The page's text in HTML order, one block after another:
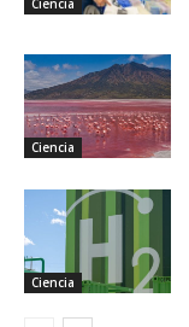
Ciencia
Ciencia
Ciencia